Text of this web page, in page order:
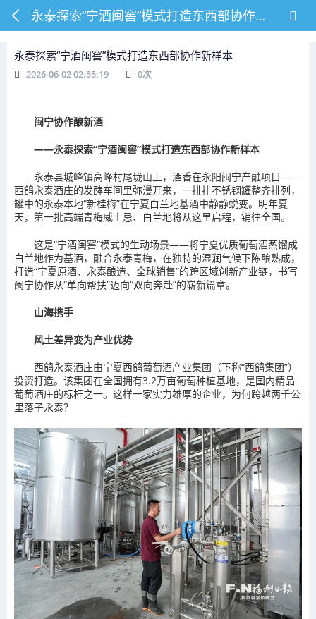
永泰探索“宁酒闽窖”模式打造东西部协作新样本
永泰探索“宁酒闽窖”模式打造东西部协作新样本
2026-06-02 02:55:19 0次
闽宁协作酿新酒
——永泰探索“宁酒闽窖”模式打造东西部协作新样本
永泰县城峰镇高峰村尾垅山上，酒香在永阳闽宁产融项目——
西鸽永泰酒庄的发酵车间里弥漫开来，一排排不锈钢罐整齐排列，
罐中的永泰本地“新桂梅”在宁夏白兰地基酒中静静蜕变。明年夏
天，第一批高端青梅威士忌、白兰地将从这里启程，销往全国。
这是“宁酒闽窖”模式的生动场景——将宁夏优质葡萄酒蒸馏成
白兰地作为基酒，融合永泰青梅，在独特的湿润气候下陈酿熟成，
打造“宁夏原酒、永泰酿造、全球销售”的跨区域创新产业链，书写
闽宁协作从“单向帮扶”迈向“双向奔赴”的崭新篇章。
山海携手
风土差异变为产业优势
西鸽永泰酒庄由宁夏西鸽葡萄酒产业集团（下称“西鸽集团”）
投资打造。该集团在全国拥有3.2万亩葡萄种植基地，是国内精品
葡萄酒庄的标杆之一。这样一家实力雄厚的企业，为何跨越两千公
里落子永泰？